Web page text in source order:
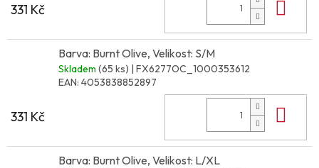
331 Kč
Barva: Burnt Olive, Velikost: S/M
Skladem (65 ks) | FX6277OC_1000353612
EAN: 4053838852897
331 Kč
Barva: Burnt Olive, Velikost: L/XL